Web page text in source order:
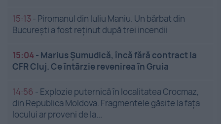
15:13 - Piromanul din Iuliu Maniu. Un bărbat din
București a fost reținut după trei incendii
15:04- Marius Șumudică, încă fără contract la
CFR Cluj. Ce întârzie revenirea în Gruia
14:56 - Explozie puternică în localitatea Crocmaz,
din Republica Moldova. Fragmentele găsite la fața
locului ar proveni de la...